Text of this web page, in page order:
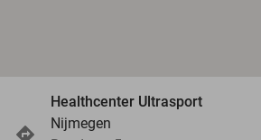
Healthcenter Ultrasport
Nijmegen